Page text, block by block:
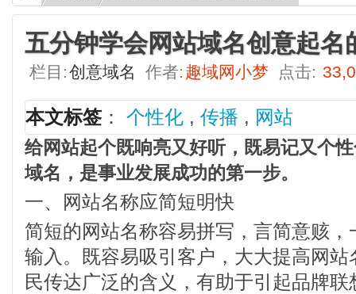
五分钟学会网站域名创意起名
栏目:创意域名 作者: 趣域网小梦 点击:
本文标签 ： 个性化 , 传播 , 网站
给网站起个既响亮又好听，既易记又个
域名，是事业发展成功的第一步。
一、网站名称应简短明快
简短的网站名称容易拼写，言简意赅
输入。既容易吸引客户，大大提高网
民传达广泛的含义，有助于引起品牌